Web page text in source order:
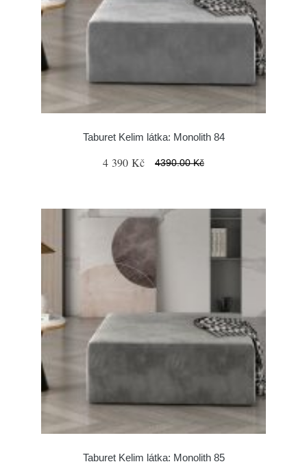
Taburet Kelim látka: Monolith 84
4 390 Kč 4390.00 Kč
Taburet Kelim látka: Monolith 85